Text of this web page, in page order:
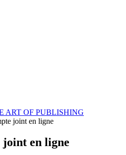
ART OF PUBLISHING
joint en ligne
en ligne